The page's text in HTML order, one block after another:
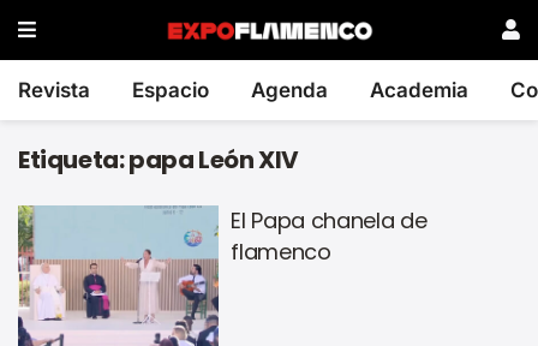
Revista Espacio Agenda Academia
Etiqueta:papa León XIV
El Papa chanela de
flamenco